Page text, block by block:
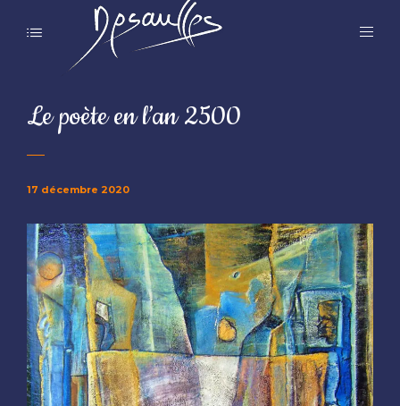
Le poète en l’an 2500
17 décembre 2020